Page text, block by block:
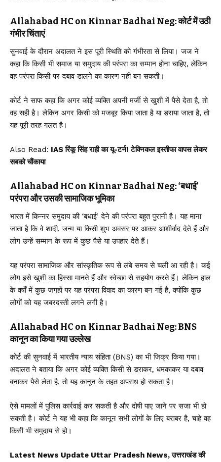
Allahabad HC on Kinnar Badhai Neg: कोर्ट में उठी
गंभीर चिंताएं
सुनवाई के दौरान अदालत ने इस पूरी स्थिति को गंभीरता से लिया। जज ने
कहा कि किसी भी समाज या समुदाय की परंपरा का सम्मान होना चाहिए, लेकिन
वह परंपरा किसी पर दबाव डालने का कारण नहीं बन सकती।
कोर्ट ने साफ कहा कि अगर कोई व्यक्ति अपनी मर्जी से खुशी में पैसे देता है, तो
वह सही है। लेकिन अगर किसी को मजबूर किया जाता है या डराया जाता है, तो
यह पूरी तरह गलत है।
Also Read: IAS रिंकू सिंह राही का यू-टर्न! टेक्निकल इस्तीफा वापस लेकर
सबको चौंकाया
Allahabad HC on Kinnar Badhai Neg: ‘बधाई’
परंपरा और उसकी सामाजिक भूमिका
भारत में किन्नर समुदाय की ‘बधाई’ देने की परंपरा बहुत पुरानी है। यह माना
जाता है कि वे शादी, जन्म या किसी शुभ अवसर पर आकर आशीर्वाद देते हैं और
लोग उन्हें सम्मान के रूप में कुछ पैसे या उपहार देते हैं।
यह परंपरा सामाजिक और सांस्कृतिक रूप से लंबे समय से चली आ रही है। कई
लोग इसे खुशी का हिस्सा मानते हैं और स्वेच्छा से सहयोग करते हैं। लेकिन हाल
के वर्षों में कुछ जगहों पर यह परंपरा विवाद का कारण बन गई है, क्योंकि कुछ
लोगों को यह जबरदस्ती लगने लगी है।
Allahabad HC on Kinnar Badhai Neg: BNS
कानून का किया गया उल्लेख
कोर्ट की सुनवाई में भारतीय न्याय संहिता (BNS) का भी जिक्र किया गया।
अदालत ने बताया कि अगर कोई व्यक्ति किसी से डराकर, धमकाकर या दबाव
बनाकर पैसे लेता है, तो यह कानून के तहत अपराध हो सकता है।
ऐसे मामलों में पुलिस कार्रवाई कर सकती है और दोषी पाए जाने पर सजा भी हो
सकती है। कोर्ट ने यह भी कहा कि कानून सभी लोगों के लिए बराबर है, चाहे वह
किसी भी समुदाय से हो।
Latest News Update Uttar Pradesh News, उत्तराखंड की